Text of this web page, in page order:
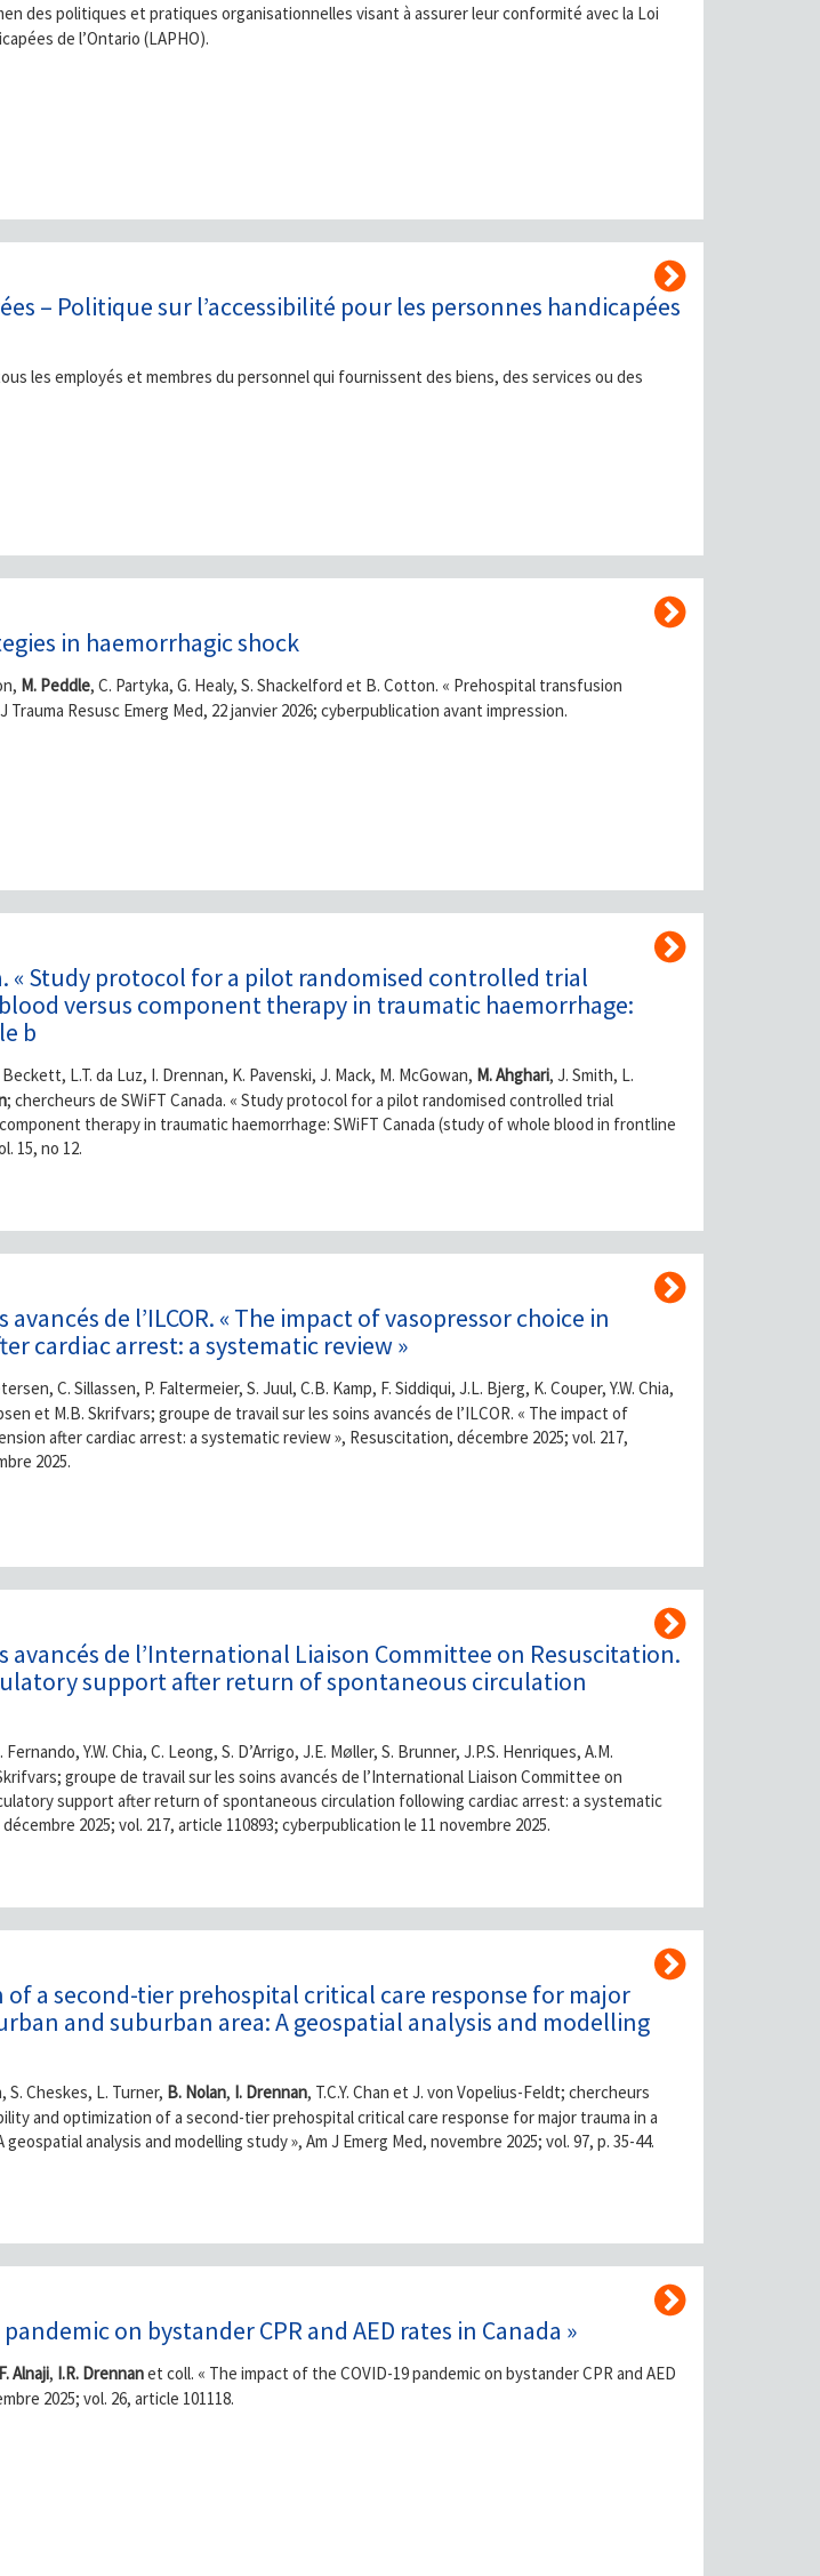
des politiques et pratiques organisationnelles visant à assurer leur conformité avec la Loi
de l’Ontario (LAPHO).
– Politique sur l’accessibilité pour les personnes handicapées
les employés et membres du personnel qui fournissent des biens, des services ou des
in haemorrhagic shock
M. Peddle, C. Partyka, G. Healy, S. Shackelford et B. Cotton. « Prehospital transfusion
Resusc Emerg Med, 22 janvier 2026; cyberpublication avant impression.
« Study protocol for a pilot randomised controlled trial
versus component therapy in traumatic haemorrhage:
b
Beckett, L.T. da Luz, I. Drennan, K. Pavenski, J. Mack, M. McGowan, M. Ahghari, J. Smith, L.
; chercheurs de SWiFT Canada. « Study protocol for a pilot randomised controlled trial
therapy in traumatic haemorrhage: SWiFT Canada (study of whole blood in frontline
15, no 12.
de l’ILCOR. « The impact of vasopressor choice in
cardiac arrest: a systematic review »
C. Sillassen, P. Faltermeier, S. Juul, C.B. Kamp, F. Siddiqui, J.L. Bjerg, K. Couper, Y.W. Chia,
et M.B. Skrifvars; groupe de travail sur les soins avancés de l’ILCOR. « The impact of
after cardiac arrest: a systematic review », Resuscitation, décembre 2025; vol. 217,
2025.
avancés de l’International Liaison Committee on Resuscitation.
support after return of spontaneous circulation
Y.W. Chia, C. Leong, S. D’Arrigo, J.E. Møller, S. Brunner, J.P.S. Henriques, A.M.
groupe de travail sur les soins avancés de l’International Liaison Committee on
support after return of spontaneous circulation following cardiac arrest: a systematic
2025; vol. 217, article 110893; cyberpublication le 11 novembre 2025.
a second-tier prehospital critical care response for major
and suburban area: A geospatial analysis and modelling
S. Cheskes, L. Turner, B. Nolan, I. Drennan, T.C.Y. Chan et J. von Vopelius-Feldt; chercheurs
and optimization of a second-tier prehospital critical care response for major trauma in a
analysis and modelling study », Am J Emerg Med, novembre 2025; vol. 97, p. 35-44.
on bystander CPR and AED rates in Canada »
F. Alnaji, I.R. Drennanet coll. « The impact of the COVID-19 pandemic on bystander CPR and AED
2025; vol. 26, article 101118.